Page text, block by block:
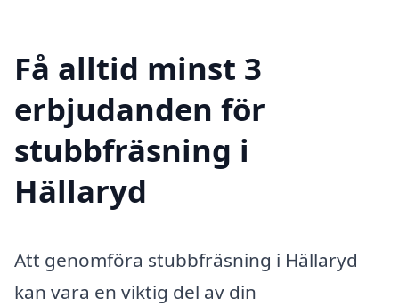
Få alltid minst 3
erbjudanden för
stubbfräsning i
Hällaryd
Att genomföra stubbfräsning i Hällaryd
kan vara en viktig del av din